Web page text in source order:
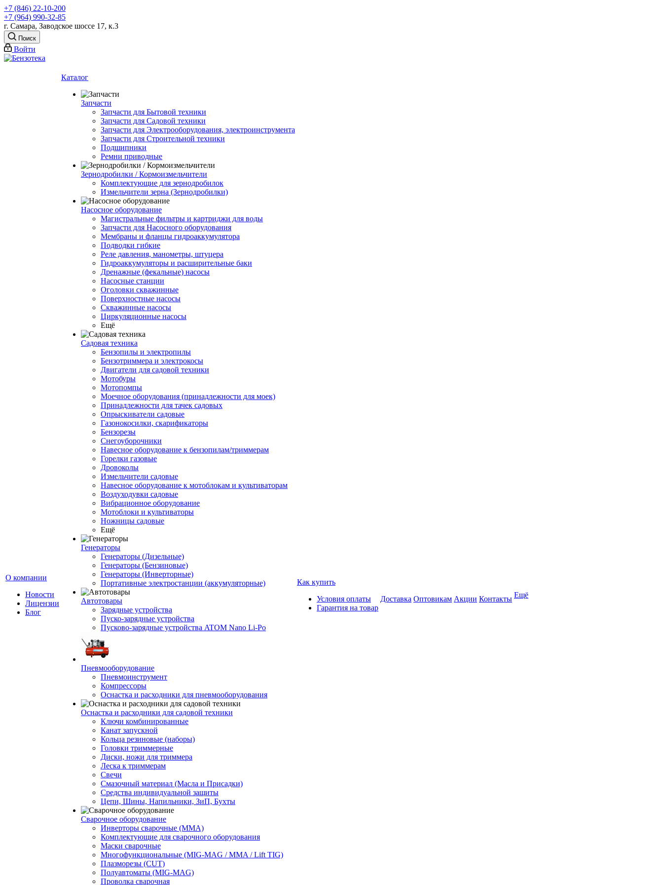
+7 (846) 22-10-200
+7 (964) 990-32-85
г. Самара, Заводское шоссе 17, к.3
Поиск
Войти
О компании
Новости
Лицензии
Блог
Каталог
Запчасти
Запчасти для Бытовой техники
Запчасти для Садовой техники
Запчасти для Электрооборудования, электроинструмента
Запчасти для Строительной техники
Подшипники
Ремни приводные
Зернодробилки / Кормоизмельчители
Комплектующие для зернодробилок
Измельчители зерна (Зернодробилки)
Насосное оборудование
Магистральные фильтры и картриджи для воды
Запчасти для Насосного оборудования
Мембраны и фланцы гидроаккумулятора
Подводки гибкие
Реле давления, манометры, штуцера
Гидроаккумуляторы и расширительные баки
Дренажные (фекальные) насосы
Насосные станции
Оголовки скважинные
Поверхностные насосы
Скважинные насосы
Циркуляционные насосы
Ещё
Садовая техника
Бензопилы и электропилы
Бензотриммера и электрокосы
Двигатели для садовой техники
Мотобуры
Мотопомпы
Моечное оборудования (принадлежности для моек)
Принадлежности для тачек садовых
Опрыскиватели садовые
Газонокосилки, скарификаторы
Бензорезы
Снегоуборочники
Навесное оборудование к бензопилам/триммерам
Горелки газовые
Дровоколы
Измельчители садовые
Навесное оборудование к мотоблокам и культиваторам
Воздуходувки садовые
Вибрационное оборудование
Мотоблоки и культиваторы
Ножницы садовые
Ещё
Генераторы
Генераторы (Дизельные)
Генераторы (Бензиновые)
Генераторы (Инверторные)
Портативные электростанции (аккумуляторные)
Автотовары
Зарядные устройства
Пуско-зарядные устройства
Пусково-зарядные устройства ATOM Nano Li-Po
Пневмооборудование
Пневмоинструмент
Компрессоры
Оснастка и расходники для пневмооборудования
Оснастка и расходники для садовой техники
Ключи комбинированные
Канат запускной
Кольца резиновые (наборы)
Головки триммерные
Диски, ножи для триммера
Леска к триммерам
Свечи
Смазочный материал (Масла и Присадки)
Средства индивидуальной защиты
Цепи, Шины, Напильники, ЗиП, Бухты
Сварочное оборудование
Инверторы сварочные (ММА)
Комплектующие для сварочного оборудования
Маски сварочные
Многофункциональные (MIG-MAG / MMA / Lift TIG)
Плазморезы (CUT)
Полуавтоматы (МIG-MAG)
Проволка сварочная
Как купить
Условия оплаты
Гарантия на товар
Доставка Оптовикам Акции Контакты Ещё